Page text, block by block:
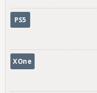
PS5
XOne